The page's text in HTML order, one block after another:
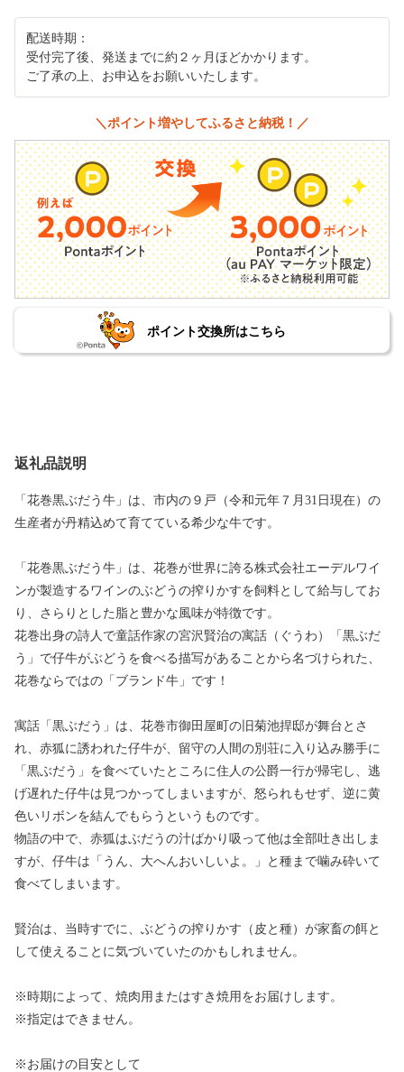
配送時期：
受付完了後、発送までに約２ヶ月ほどかかります。
ご了承の上、お申込をお願いいたします。
＼ポイント増やしてふるさと納税！／
ポイント交換所はこちら
返礼品説明
「花巻黒ぶだう牛」は、市内の９戸（令和元年７月31日現在）の
生産者が丹精込めて育てている希少な牛です。
「花巻黒ぶだう牛」は、花巻が世界に誇る株式会社エーデルワイ
ンが製造するワインのぶどうの搾りかすを飼料として給与してお
り、さらりとした脂と豊かな風味が特徴です。
花巻出身の詩人で童話作家の宮沢賢治の寓話（ぐうわ）「黒ぶだ
う」で仔牛がぶどうを食べる描写があることから名づけられた、
花巻ならではの「ブランド牛」です！
寓話「黒ぶだう」は、花巻市御田屋町の旧菊池捍邸が舞台とさ
れ、赤狐に誘われた仔牛が、留守の人間の別荘に入り込み勝手に
「黒ぶだう」を食べていたところに住人の公爵一行が帰宅し、逃
げ遅れた仔牛は見つかってしまいますが、怒られもせず、逆に黄
色いリボンを結んでもらうというものです。
物語の中で、赤狐はぶだうの汁ばかり吸って他は全部吐き出しま
すが、仔牛は「うん、大へんおいしいよ。」と種まで噛み砕いて
食べてしまいます。
賢治は、当時すでに、ぶどうの搾りかす（皮と種）が家畜の餌と
して使えることに気づいていたのかもしれません。
※時期によって、焼肉用またはすき焼用をお届けします。
※指定はできません。
※お届けの目安として